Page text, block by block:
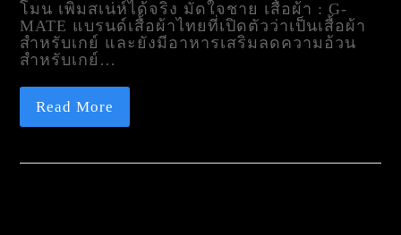
โมน เพิ่มสเน่ห์ได้จริง มัดใจชาย เสื้อผ้า : G-
MATE แบรนด์เสื้อผ้าไทยที่เปิดตัวว่าเป็นเสื้อผ้า
สำหรับเกย์ และยังมีอาหารเสริมลดความอ้วน
สำหรับเกย์…
Read More